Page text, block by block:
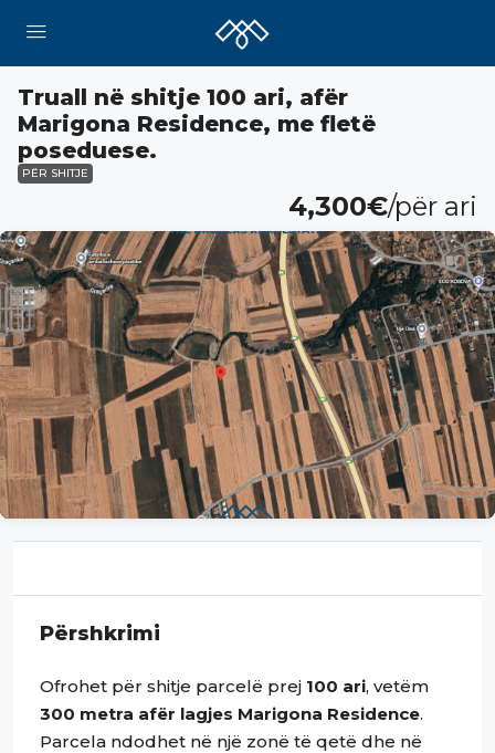
Truall në shitje 100 ari, afër
Marigona Residence, me fletë
poseduese.
PËR SHITJE
4,300€/për ari
Përshkrimi
Ofrohet për shitje parcelë prej 100 ari, vetëm
300 metra afër lagjes Marigona Residence.
Parcela ndodhet në një zonë të qetë dhe në